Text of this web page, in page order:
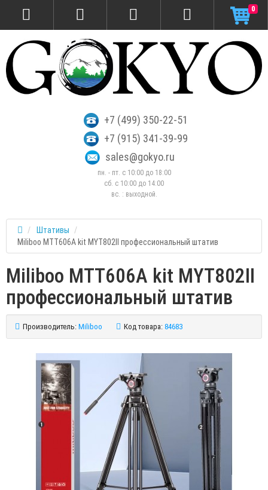
+7 (499) 350-22-51
+7 (915) 341-39-99
sales@gokyo.ru
пн. - пт. с 10:00 до 18:00
сб. c 10:00 до 14:00
вс. : выходной.
0
Штативы
Miliboo MTT606A kit MYT802II профессиональный штатив
Miliboo MTT606A kit MYT802II
профессиональный штатив
Производитель: Miliboo Код товара: 84683